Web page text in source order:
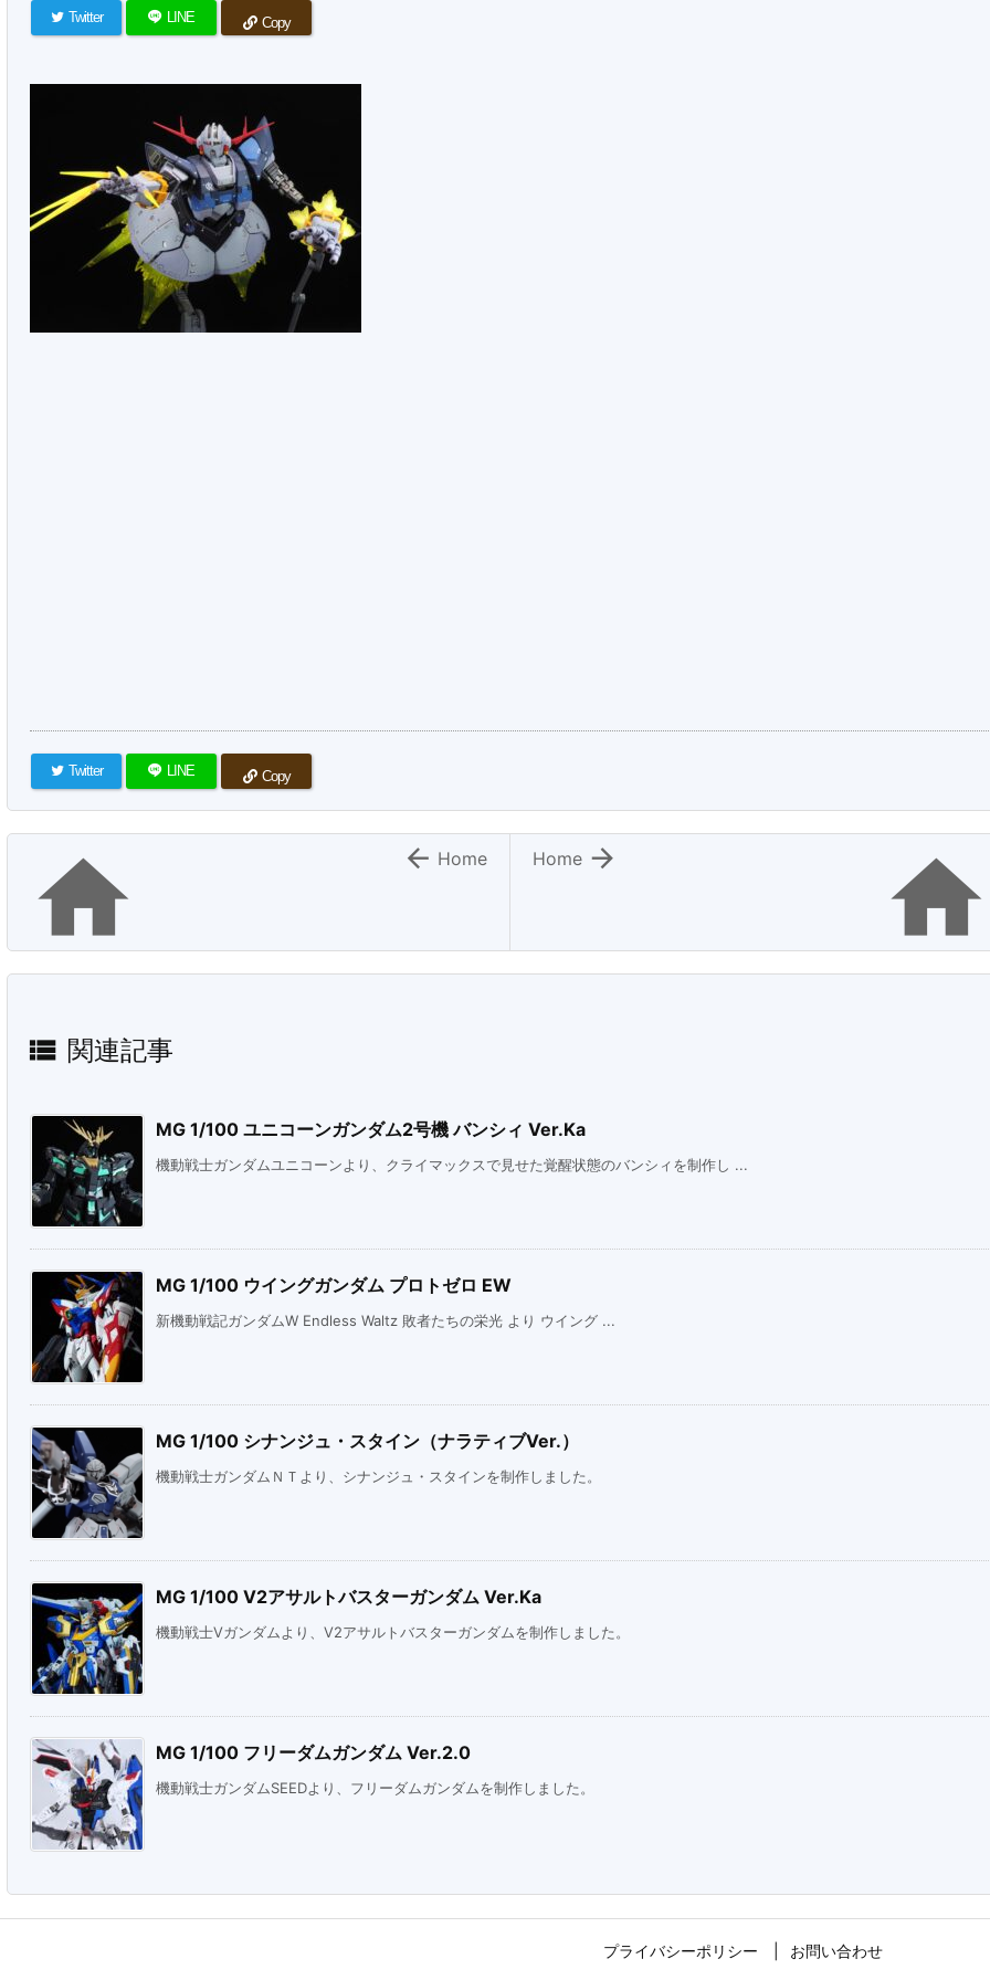
Twitter LINE Copy
Twitter LINE Copy


Home
  Home
 関連記事
MG 1/100 ユニコーンガンダム2号機 バンシィ Ver.Ka
機動戦士ガンダムユニコーンより、クライマックスで見せた覚醒状態のバンシィを制作し ...
MG 1/100 ウイングガンダム プロトゼロ EW
新機動戦記ガンダムW Endless Waltz 敗者たちの栄光 より ウイング ...
MG 1/100 シナンジュ・スタイン（ナラティブVer.）
機動戦士ガンダムＮＴより、シナンジュ・スタインを制作しました。
MG 1/100 V2アサルトバスターガンダム Ver.Ka
機動戦士Vガンダムより、V2アサルトバスターガンダムを制作しました。
MG 1/100 フリーダムガンダム Ver.2.0
機動戦士ガンダムSEEDより、フリーダムガンダムを制作しました。
プライバシーポリシー お問い合わせ